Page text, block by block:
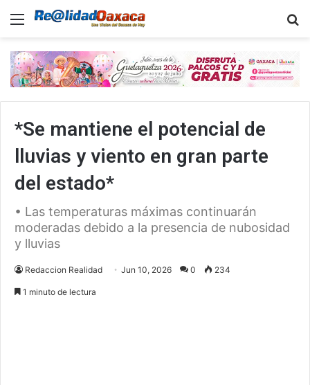
Menu
*Se mantiene el potencial de
lluvias y viento en gran parte
del estado*
• Las temperaturas máximas continuarán
moderadas debido a la presencia de nubosidad
y lluvias
Redaccion Realidad Jun 10, 2026 0 234
1 minuto de lectura